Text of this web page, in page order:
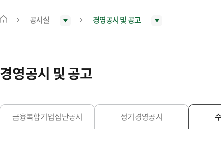
보
메
으
로
동
공시실 경영공시 및 공고
경영공시 및 공고
금융복합기업집단공시 정기경영공시